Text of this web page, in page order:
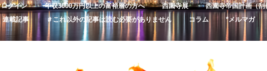
テ
ン
ログイン 年収3000万円以上の富裕層の方へ 西園寺展
西園寺帝国計画（
連載記事
＃これ以外の記事は読む必要がありません コラム *メルマガ